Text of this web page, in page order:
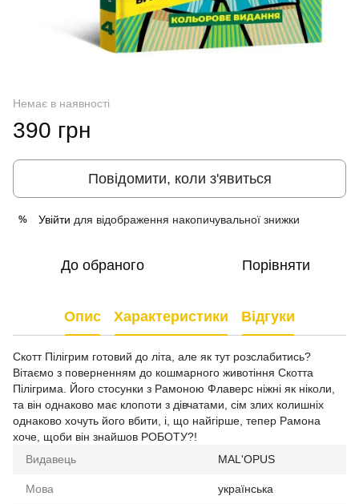
Немає в наявності
390 грн
Повідомити, коли з'явиться
% Увійти для відображення накопичувальної знижки
До обраного Порівняти
Опис Характеристики Відгуки
Скотт Пілігрим готовий до літа, але як тут розслабитись?
Вітаємо з поверненням до кошмарного животіння Скотта
Пілігрима. Його стосунки з Рамоною Флаверс ніжні як ніколи,
та він однаково має клопоти з дівчатами, сім злих колишніх
однаково хочуть його вбити, і, що найгірше, тепер Рамона
хоче, щоби він знайшов РОБОТУ?!
Видавець
MAL'OPUS
Мова українська